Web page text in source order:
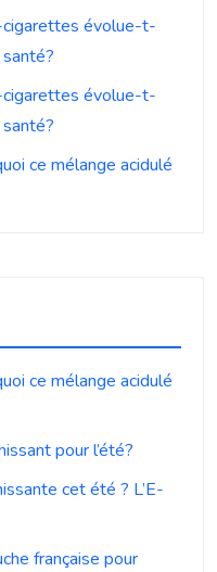
évolue-t-
évolue-t-
ce mélange acidulé
ce mélange acidulé
pour l’été?
cet été ? L’E-
française pour